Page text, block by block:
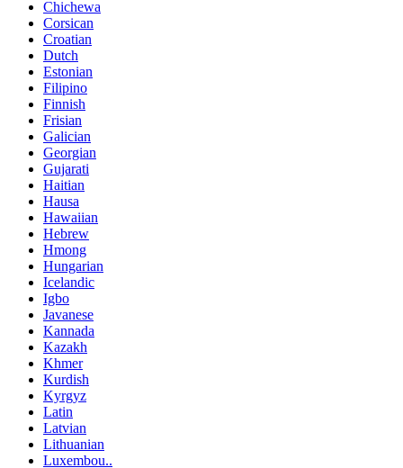
Chichewa
Corsican
Croatian
Dutch
Estonian
Filipino
Finnish
Frisian
Galician
Georgian
Gujarati
Haitian
Hausa
Hawaiian
Hebrew
Hmong
Hungarian
Icelandic
Igbo
Javanese
Kannada
Kazakh
Khmer
Kurdish
Kyrgyz
Latin
Latvian
Lithuanian
Luxembou..